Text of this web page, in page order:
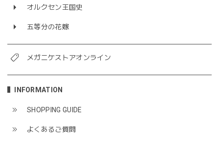
オルクセン王国史
五等分の花嫁
メガニケストアオンライン
INFORMATION
SHOPPING GUIDE
よくあるご質問